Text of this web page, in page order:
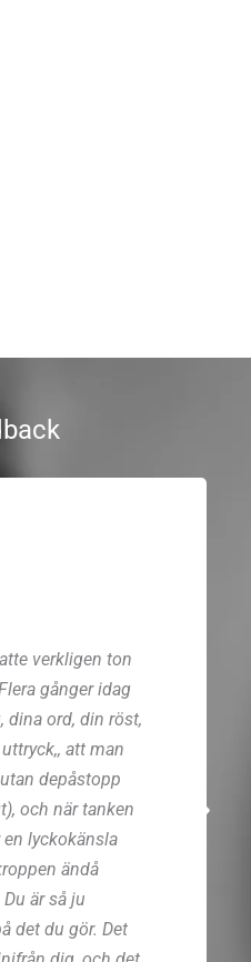
verkligen ton
gånger idag
dina ord, din röst,
att man
depåstopp
och när tanken
lyckokänsla
ändå
är så ju
det du gör. Det